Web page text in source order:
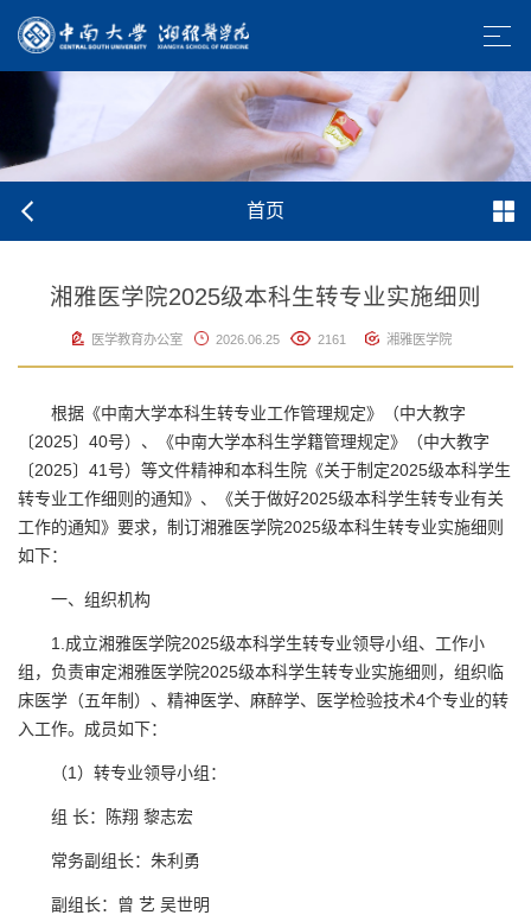
首页
湘雅医学院2025级本科生转专业实施细则
医学教育办公室 2026.06.25 2161 湘雅医学院
根据《中南大学本科生转专业工作管理规定》（中大教字
〔2025〕40号）、《中南大学本科生学籍管理规定》（中大教字
〔2025〕41号）等文件精神和本科生院《关于制定2025级本科学生
转专业工作细则的通知》、《关于做好2025级本科学生转专业有关
工作的通知》要求，制订湘雅医学院2025级本科生转专业实施细则
如下：
一、组织机构
1.成立湘雅医学院2025级本科学生转专业领导小组、工作小
组，负责审定湘雅医学院2025级本科学生转专业实施细则，组织临
床医学（五年制）、精神医学、麻醉学、医学检验技术4个专业的转
入工作。成员如下：
（1）转专业领导小组：
组 长：陈翔 黎志宏
常务副组长：朱利勇
副组长：曾 艺 吴世明